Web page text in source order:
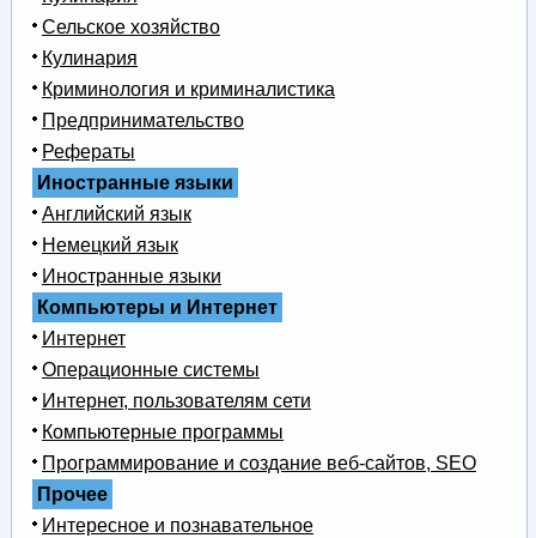
Сельское хозяйство
Кулинария
Криминология и криминалистика
Предпринимательство
Рефераты
Иностранные языки
Английский язык
Немецкий язык
Иностранные языки
Компьютеры и Интернет
Интернет
Операционные системы
Интернет, пользователям сети
Компьютерные программы
Программирование и создание веб-сайтов, SEO
Прочее
Интересное и познавательное